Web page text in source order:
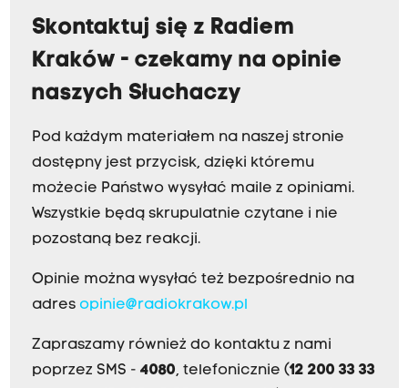
Skontaktuj się z Radiem
Kraków - czekamy na opinie
naszych Słuchaczy
Pod każdym materiałem na naszej stronie
dostępny jest przycisk, dzięki któremu
możecie Państwo wysyłać maile z opiniami.
Wszystkie będą skrupulatnie czytane i nie
pozostaną bez reakcji.
Opinie można wysyłać też bezpośrednio na
adres opinie@radiokrakow.pl
Zapraszamy również do kontaktu z nami
poprzez SMS - 4080, telefonicznie (12 200 33 33